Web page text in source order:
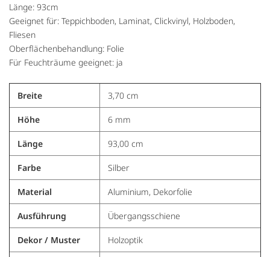
Länge: 93cm
Geeignet für: Teppichboden, Laminat, Clickvinyl, Holzboden,
Fliesen
Oberflächenbehandlung: Folie
Für Feuchträume geeignet: ja
Breite 3,70 cm
Höhe 6 mm
Länge 93,00 cm
Farbe Silber
Material Aluminium, Dekorfolie
Ausführung Übergangsschiene
Dekor / Muster Holzoptik